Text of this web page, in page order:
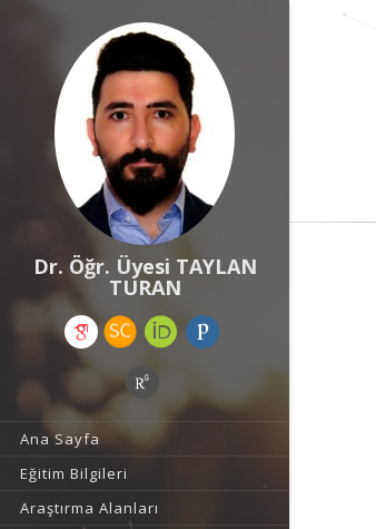
Dr. Öğr. Üyesi TAYLAN
TURAN
Ana Sayfa
Eğitim Bilgileri
Araştırma Alanları